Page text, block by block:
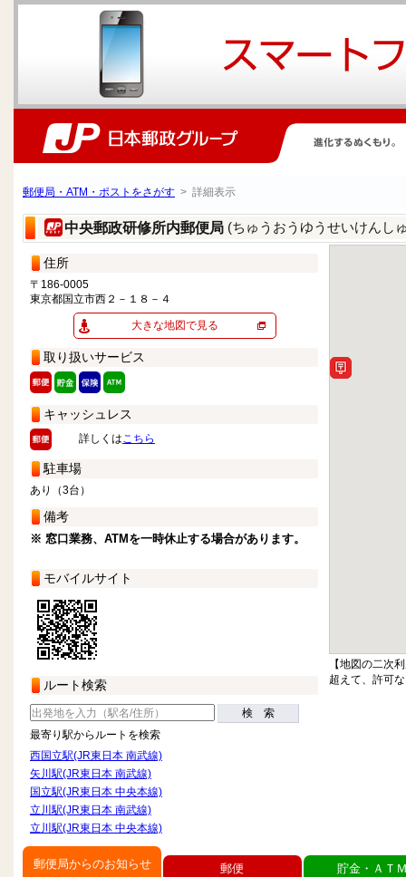
郵便局・ATM・ポストをさがす > 詳細表示
中央郵政研修所内郵便局 (ちゅうおうゆうせいけんし
住所
〒186-0005
東京都国立市西２－１８－４
大きな地図で見る
取り扱いサービス
キャッシュレス
詳しくはこちら
駐車場
あり（3台）
備考
※ 窓口業務、ATMを一時休止する場合があります。
モバイルサイト
ルート検索
検 索
最寄り駅からルートを検索
西国立駅(JR東日本 南武線)
矢川駅(JR東日本 南武線)
国立駅(JR東日本 中央本線)
立川駅(JR東日本 南武線)
立川駅(JR東日本 中央本線)
【地図の二次
超えて、許可
郵便局からのお知らせ 郵便 貯金・ＡＴ